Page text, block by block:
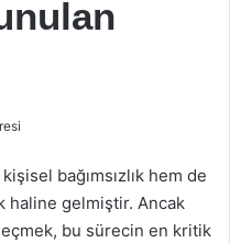
bağımsızlık hem de
haline gelmiştir. Ancak
bu sürecin en kritik